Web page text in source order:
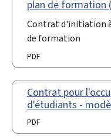
plan de formation
Contrat d'initiation
de formation
PDF
Contrat pour
d'étudiants -
PDF